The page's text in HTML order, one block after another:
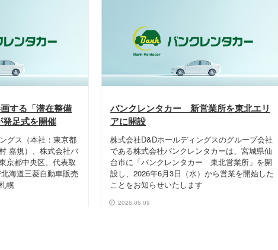
する「潜在整備
足式を開催
グス（本社：東京都
嘉規）、株式会社バ
京都中央区、代表取
海道三菱自動車販売
幌
バンクレンタカー 新営業所を東北エリ
アに開設
株式会社D&Dホールディングスのグループ会社
である株式会社バンクレンタカーは、宮城県仙
台市に「バンクレンタカー 東北営業所」を開
設し、2026年6月3日（水）から営業を開始した
ことをお知らせいたします
2026.06.09